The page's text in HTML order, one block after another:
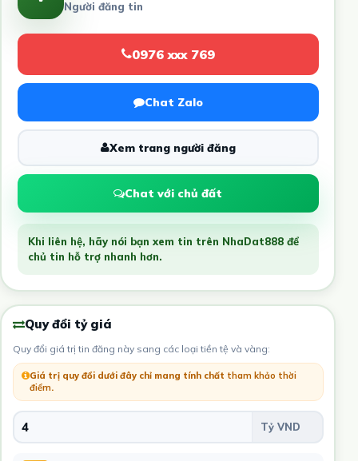
Người đăng tin
0976 xxx 769
Chat Zalo
Xem trang người đăng
Chat với chủ đất
Khi liên hệ, hãy nói bạn xem tin trên NhaDat888 để
chủ tin hỗ trợ nhanh hơn.
Quy đổi tỷ giá
Quy đổi giá trị tin đăng này sang các loại tiền tệ và vàng:
Giá trị quy đổi dưới đây chỉ mang tính chất tham khảo thời
điểm.